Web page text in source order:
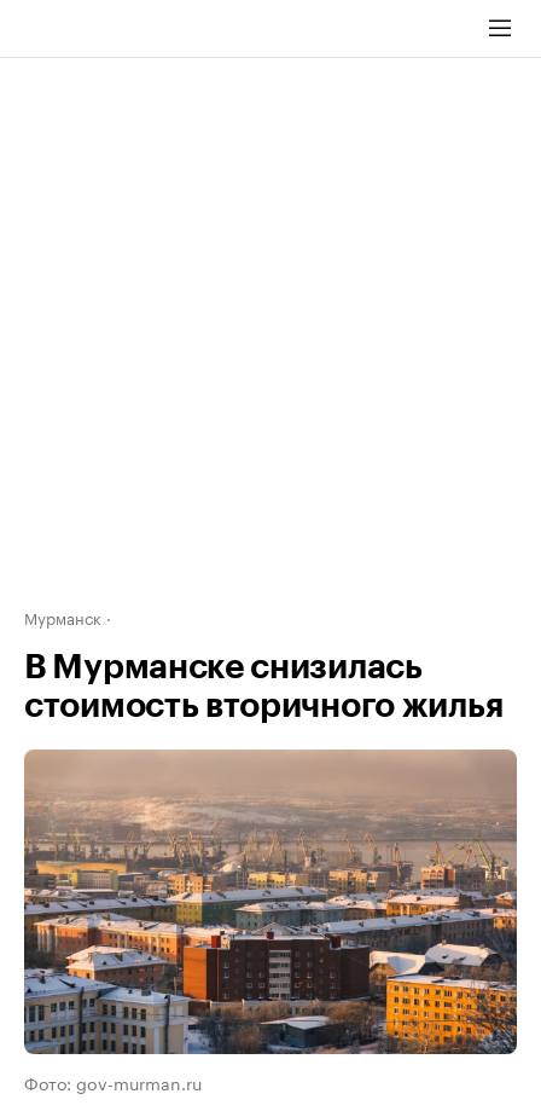
Мурманск
В Мурманске снизилась
стоимость вторичного жилья
Фото: gov-murman.ru